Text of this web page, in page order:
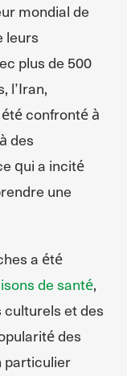
mondial de
leurs
plus de 500
l’Iran,
confronté à
des
qui a incité
une
a été
de santé,
et des
des
particulier